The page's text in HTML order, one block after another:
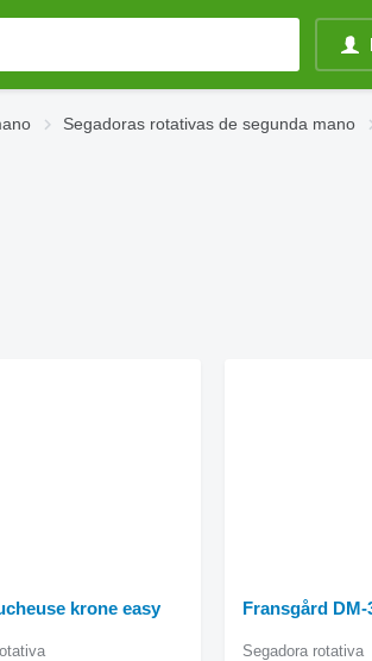
Segadoras rotativas de segunda mano
krone easy
Fransgård DM-
Segadora rotativa